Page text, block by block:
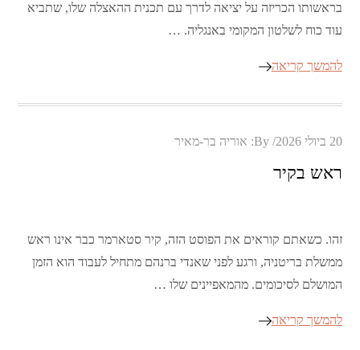
בראשותו הכריזה על יציאה לדרך עם תכנית ההאצלה שלו, שתביא
עוד כוח לשלטון המקומי באנגליה. …
להמשך קריאה
Posted
20 ביולי 2026 By: אוריה בר-מאיר
ראש בקיר
זהו. כשאתם קוראים את הפוסט הזה, קיר סטארמר כבר אינו ראש
ממשלת בריטניה, ורגע לפני שאנדי ברנהם מתחיל לעבוד הוא הזמן
המושלם לסיכומים. מהמאפיינים שלו …
להמשך קריאה